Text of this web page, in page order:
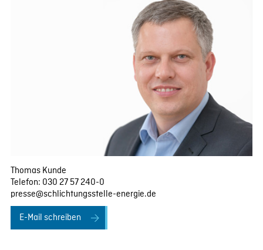
Thomas Kunde
Telefon: 030 27 57 240-0
presse@schlichtungsstelle-energie.de
E-Mail schreiben